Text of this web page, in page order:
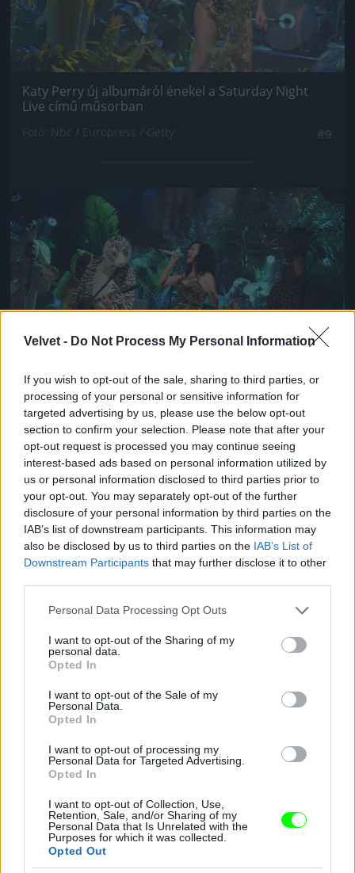
Velvet - Do Not Process My Personal Information
If you wish to opt-out of the sale, sharing to third parties, or
processing of your personal or sensitive information for
targeted advertising by us, please use the below opt-out
section to confirm your selection. Please note that after your
opt-out request is processed you may continue seeing
interest-based ads based on personal information utilized by
us or personal information disclosed to third parties prior to
your opt-out. You may separately opt-out of the further
disclosure of your personal information by third parties on the
IAB’s list of downstream participants. This information may
also be disclosed by us to third parties on the IAB’s List of
Downstream Participants that may further disclose it to other
Please note that this website/app uses one or more Google
not limited to your visit or usage behaviour. You may click to
grant or deny consent to Google and its third-party tags to
use your data for below specified purposes in below Google
consent section.
Personal Data Processing Opt Outs
I want to opt-out of the Sharing of my
personal data.
Opted In
I want to opt-out of the Sale of my
Personal Data.
Opted In
I want to opt-out of processing my
Personal Data for Targeted Advertising.
Opted In
I want to opt-out of Collection, Use,
Retention, Sale, and/or Sharing of my
Personal Data that Is Unrelated with the
Purposes for which it was collected.
Opted Out
Katy Perry új albumáról énekel a Saturday Night
Live című műsorban
Jön még kép!
Katy Perry új albumáról énekel a Saturday Night
Live című műsorban
Fotó: Nbc / Europress / Getty #10
Jön még kép!
Katy Perry új albumáról énekel a Saturday Night
Live című műsorban
Fotó: Nbc / Europress / Getty